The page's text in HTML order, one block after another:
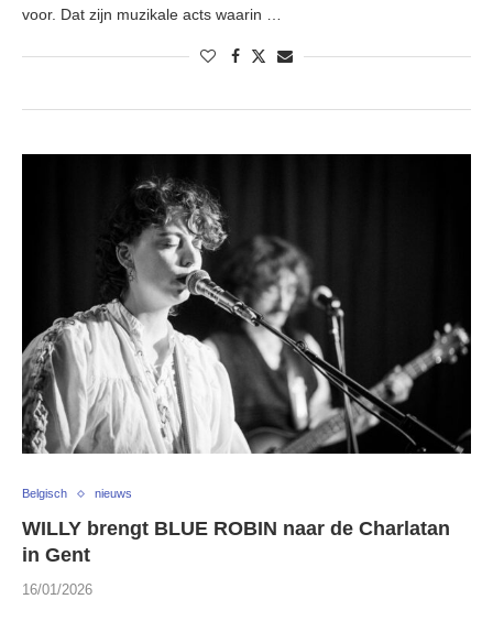
voor. Dat zijn muzikale acts waarin …
Belgisch nieuws
WILLY brengt BLUE ROBIN naar de Charlatan
in Gent
16/01/2026